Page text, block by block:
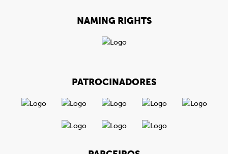
NAMING RIGHTS
PATROCINADORES